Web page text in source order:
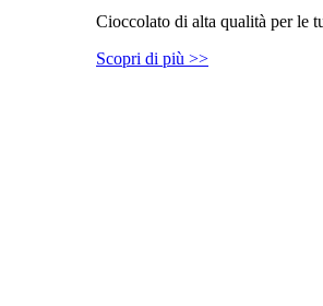
Cioccolato di alta qualità per le
Scopri di più >>